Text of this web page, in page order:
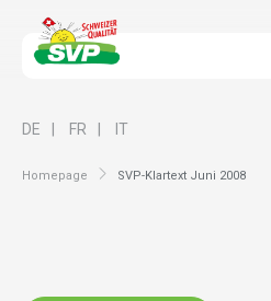
Homepage SVP-Klartext Juni 2008
DE FR IT